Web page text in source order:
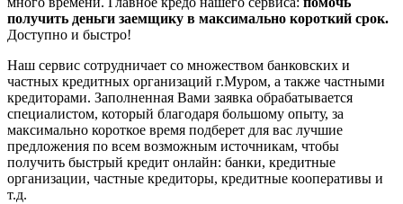
получить деньги заемщику в максимально короткий срок.
Доступно и быстро!
Наш сервис сотрудничает со множеством банковских и
частных кредитных организаций г.Муром, а также частными
кредиторами. Заполненная Вами заявка обрабатывается
специалистом, который благодаря большому опыту, за
максимально короткое время подберет для вас лучшие
предложения по всем возможным источникам, чтобы
получить быстрый кредит онлайн: банки, кредитные
организации, частные кредиторы, кредитные кооперативы и
т.д.